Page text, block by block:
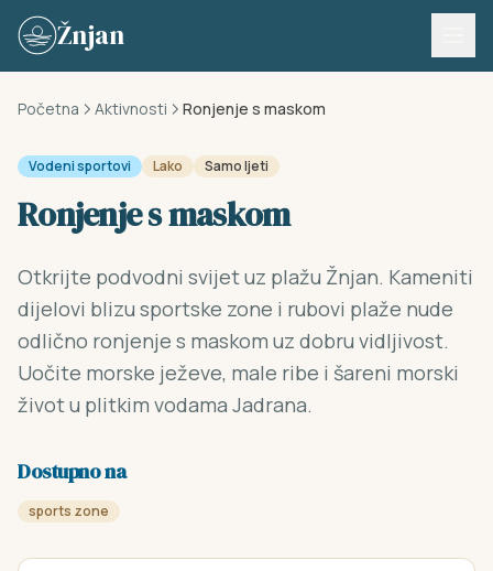
Skip to content
Žnjan
Početna Aktivnosti Ronjenje s maskom
Vodeni sportovi Lako Samo ljeti
Ronjenje s maskom
Otkrijte podvodni svijet uz plažu Žnjan. Kameniti
dijelovi blizu sportske zone i rubovi plaže nude
odlično ronjenje s maskom uz dobru vidljivost.
Uočite morske ježeve, male ribe i šareni morski
život u plitkim vodama Jadrana.
Dostupno na
sports zone